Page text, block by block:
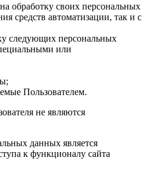
обработку своих персональных
средств автоматизации, так и с
следующих персональных
или
Пользователем.
не являются
данных является
к функционалу сайта